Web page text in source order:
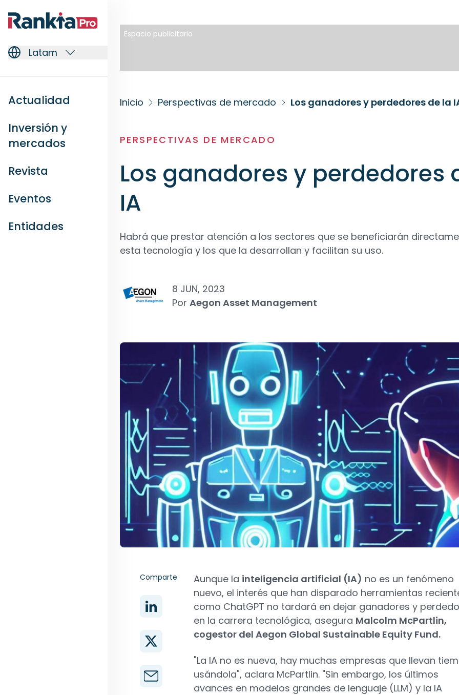
Latam
Actualidad
Inversión y
mercados
Revista
Eventos
Entidades
Espacio publicitario
Inicio Perspectivas de mercado Los ganadores y perdedores de la
PERSPECTIVAS DE MERCADO
Los ganadores y perdedores
IA
Habrá que prestar atención a los sectores que se beneficiarán
esta tecnología y los que la desarrollan y facilitan su uso.
8 JUN, 2023
Por Aegon Asset Management
Comparte Aunque la inteligencia artificial (IA) no es un fenómeno
nuevo, el interés que han disparado herramientas
como ChatGPT no tardará en dejar ganadores y
en la carrera tecnológica, asegura Malcolm McPartlin,
cogestor del Aegon Global Sustainable Equity Fund.
"La IA no es nueva, hay muchas empresas que llevan
usándola", aclara McPartlin. "Sin embargo, los últimos
avances en modelos grandes de lenguaje (LLM) y la IA